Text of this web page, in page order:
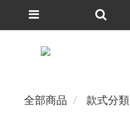
全部商品 款式分類